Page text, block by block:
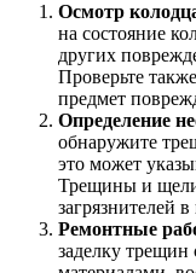
Осмотр
на состояние
других
Проверьте
предмет
Определение
обнаружите
это может
Трещины и
загрязнителей
Ремонтные
заделку